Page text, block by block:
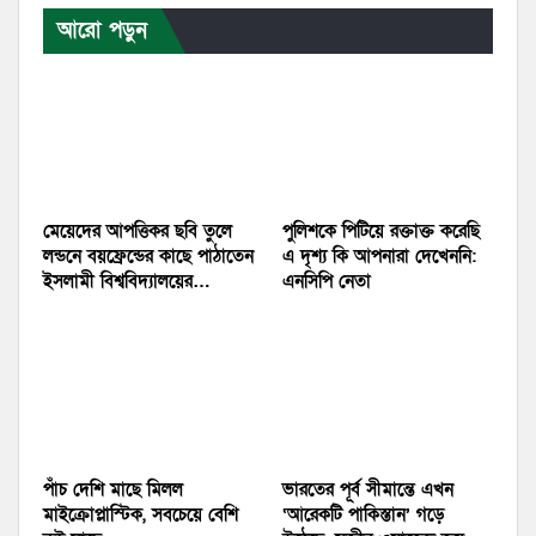
আরো পড়ুন
মেয়েদের আপত্তিকর ছবি তুলে
লন্ডনে বয়ফ্রেন্ডের কাছে পাঠাতেন
ইসলামী বিশ্ববিদ্যালয়ের…
পুলিশকে পিটিয়ে রক্তাক্ত করেছি
এ দৃশ্য কি আপনারা দেখেননি:
এনসিপি নেতা
পাঁচ দেশি মাছে মিলল
মাইক্রোপ্লাস্টিক, সবচেয়ে বেশি
ভারতের পূর্ব সীমান্তে এখন
‘আরেকটি পাকিস্তান’ গড়ে